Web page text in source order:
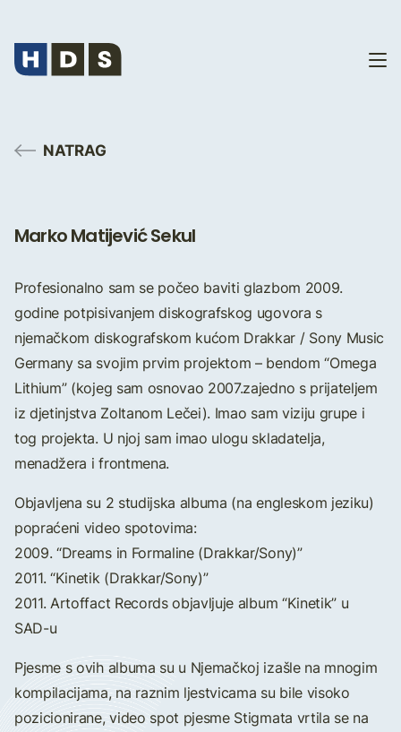
NATRAG
Marko Matijević Sekul
Profesionalno sam se počeo baviti glazbom 2009.
godine potpisivanjem diskografskog ugovora s
njemačkom diskografskom kućom Drakkar / Sony Music
Germany sa svojim prvim projektom – bendom “Omega
Lithium” (kojeg sam osnovao 2007.zajedno s prijateljem
iz djetinjstva Zoltanom Lečei). Imao sam viziju grupe i
tog projekta. U njoj sam imao ulogu skladatelja,
menadžera i frontmena.
Objavljena su 2 studijska albuma (na engleskom jeziku)
popraćeni video spotovima:
2009. “Dreams in Formaline (Drakkar/Sony)”
2011. “Kinetik (Drakkar/Sony)”
2011. Artoffact Records objavljuje album “Kinetik” u
SAD-u
Pjesme s ovih albuma su u Njemačkoj izašle na mnogim
kompilacijama, na raznim ljestvicama su bile visoko
pozicionirane, video spot pjesme Stigmata vrtila se na